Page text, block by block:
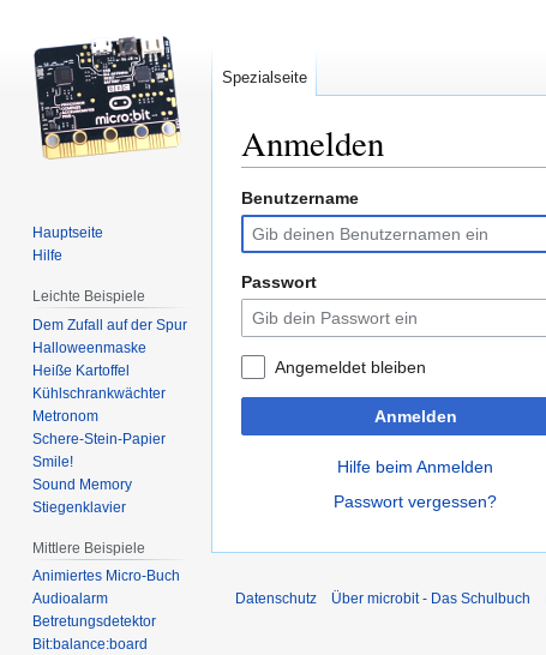
Anmelden
Zur
Navigation
springen
Zur
Suche
springen
Benutzername
Passwort
Angemeldet bleiben
Anmelden
Hilfe beim Anmelden
Passwort vergessen?
Spezialseite
Hauptseite
Hilfe
Leichte Beispiele
Dem Zufall auf der Spur
Halloweenmaske
Heiße Kartoffel
Kühlschrankwächter
Metronom
Schere-Stein-Papier
Smile!
Sound Memory
Stiegenklavier
Mittlere Beispiele
Animiertes Micro-Buch
Audioalarm
Betretungsdetektor
Bit:balance:board
Datenschutz Über microbit - Das Schulbuch